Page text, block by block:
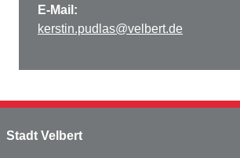
E-Mail:
kerstin.pudlas@velbert.de
Stadt Velbert